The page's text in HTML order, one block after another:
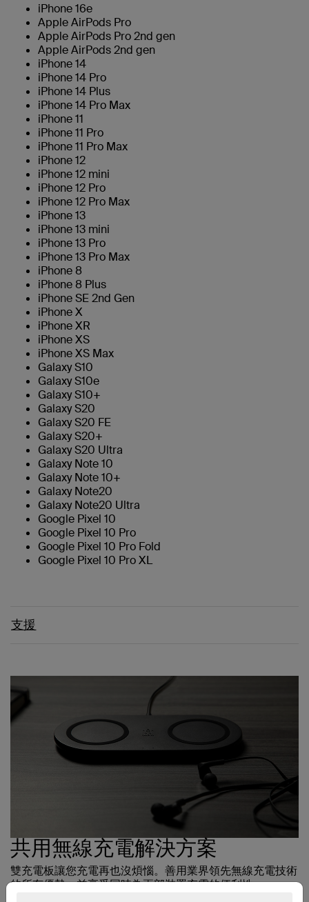
iPhone 16e
Apple AirPods Pro
Apple AirPods Pro 2nd gen
Apple AirPods 2nd gen
iPhone 14
iPhone 14 Pro
iPhone 14 Plus
iPhone 14 Pro Max
iPhone 11
iPhone 11 Pro
iPhone 11 Pro Max
iPhone 12
iPhone 12 mini
iPhone 12 Pro
iPhone 12 Pro Max
iPhone 13
iPhone 13 mini
iPhone 13 Pro
iPhone 13 Pro Max
iPhone 8
iPhone 8 Plus
iPhone SE 2nd Gen
iPhone X
iPhone XR
iPhone XS
iPhone XS Max
Galaxy S10
Galaxy S10e
Galaxy S10+
Galaxy S20
Galaxy S20 FE
Galaxy S20+
Galaxy S20 Ultra
Galaxy Note 10
Galaxy Note 10+
Galaxy Note20
Galaxy Note20 Ultra
Google Pixel 10
Google Pixel 10 Pro
Google Pixel 10 Pro Fold
Google Pixel 10 Pro XL
支援
共用無線充電解決方案
雙充電板讓您充電再也沒煩惱。善用業界領先無線充電技術
的所有優勢，並享受同時為兩部裝置充電的便利性。